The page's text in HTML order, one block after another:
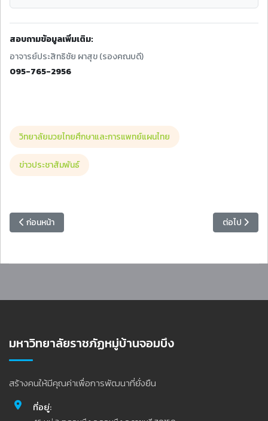
สอบถามข้อมูลเพิ่มเติม:
อาจารย์ประสิทธิชัย ผาสุข (รองคณบดี)
095-765-2956
วิทยาลัยมวยไทยศึกษาและการแพทย์แผนไทย
ข่าวประชาสัมพันธ์
เนื้อหาก่อนหน้า: ขอแสดงความยินดีอย่างยิ่งกับ ผศ.อรรถพล อุสายพันธ์ ใ
ก่อนหน้า เนื้อหาถัดไป
ต่อไป
มหาวิทยาลัยราชภัฏหมู่บ้านจอมบึง
สร้างคนให้มีคุณค่าเพื่อการพัฒนาที่ยั่งยืน
ที่อยู่: